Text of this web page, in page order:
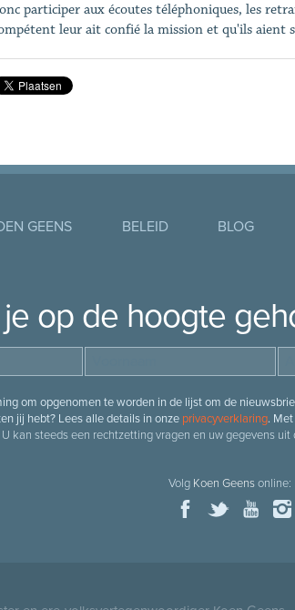
participer aux écoutes téléphoniques, les
leur ait confié la mission et qu'ils aient
GEENS BELEID BLOG
op de hoogte
om opgenomen te worden in de lijst om de
jij hebt? Lees alle details in onze privacyverklaring.
U kan steeds een rechtzetting vragen en uw gegevens
Volg Koen Geensonline: